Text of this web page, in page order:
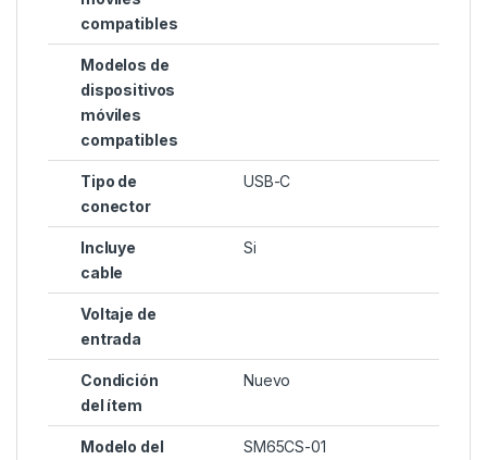
compatibles
Modelos de
dispositivos
móviles
compatibles
Tipo de
conector
USB-C
Incluye
cable
Si
Voltaje de
entrada
Condición
del ítem
Nuevo
Modelo del
SM65CS-01